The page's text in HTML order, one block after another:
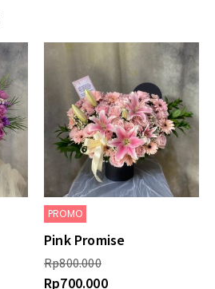
PROMO
Pink Promise
Rp800.000
Rp700.000